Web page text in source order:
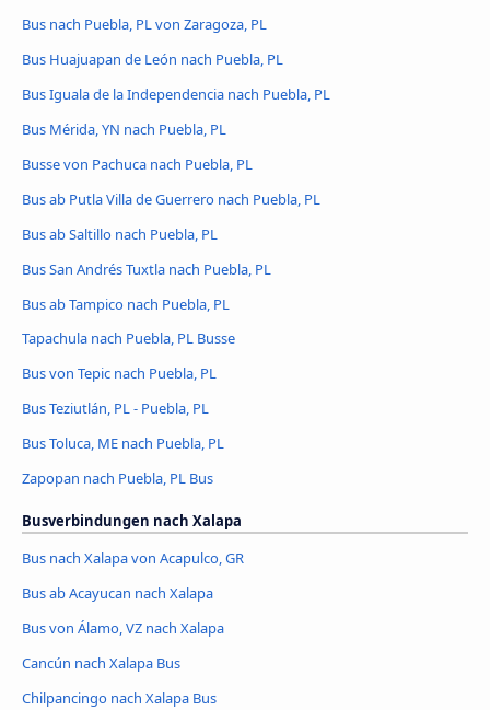
Bus nach Puebla, PL von Zaragoza, PL
Bus Huajuapan de León nach Puebla, PL
Bus Iguala de la Independencia nach Puebla, PL
Bus Mérida, YN nach Puebla, PL
Busse von Pachuca nach Puebla, PL
Bus ab Putla Villa de Guerrero nach Puebla, PL
Bus ab Saltillo nach Puebla, PL
Bus San Andrés Tuxtla nach Puebla, PL
Bus ab Tampico nach Puebla, PL
Tapachula nach Puebla, PL Busse
Bus von Tepic nach Puebla, PL
Bus Teziutlán, PL - Puebla, PL
Bus Toluca, ME nach Puebla, PL
Zapopan nach Puebla, PL Bus
Busverbindungen nach Xalapa
Bus nach Xalapa von Acapulco, GR
Bus ab Acayucan nach Xalapa
Bus von Álamo, VZ nach Xalapa
Cancún nach Xalapa Bus
Chilpancingo nach Xalapa Bus